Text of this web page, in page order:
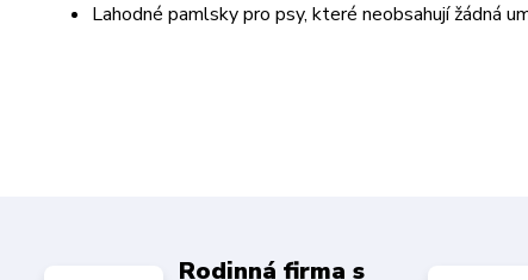
Lahodné pamlsky pro psy, které neobsahují žádná
Rodinná firma s